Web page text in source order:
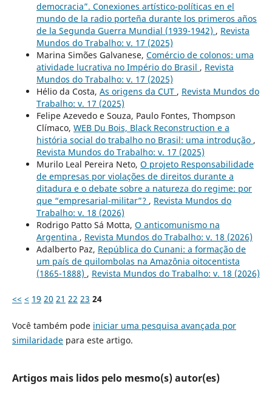
democracia”. Conexiones artístico-políticas en el
mundo de la radio porteña durante los primeros años
de la Segunda Guerra Mundial (1939-1942) , Revista
Mundos do Trabalho: v. 17 (2025)
Marina Simões Galvanese, Comércio de colonos: uma
atividade lucrativa no Império do Brasil , Revista
Mundos do Trabalho: v. 17 (2025)
Hélio da Costa, As origens da CUT , Revista Mundos do
Trabalho: v. 17 (2025)
Felipe Azevedo e Souza, Paulo Fontes, Thompson
Clímaco, WEB Du Bois, Black Reconstruction e a
história social do trabalho no Brasil: uma introdução ,
Revista Mundos do Trabalho: v. 17 (2025)
Murilo Leal Pereira Neto, O projeto Responsabilidade
de empresas por violações de direitos durante a
ditadura e o debate sobre a natureza do regime: por
que “empresarial-militar”? , Revista Mundos do
Trabalho: v. 18 (2026)
Rodrigo Patto Sá Motta, O anticomunismo na
Argentina , Revista Mundos do Trabalho: v. 18 (2026)
Adalberto Paz, República do Cunani: a formação de
um país de quilombolas na Amazônia oitocentista
(1865-1888) , Revista Mundos do Trabalho: v. 18 (2026)
<< < 19 20 21 22 23 24
Você também pode iniciar uma pesquisa avançada por
similaridadepara este artigo.
Artigos mais lidos pelo mesmo(s) autor(es)